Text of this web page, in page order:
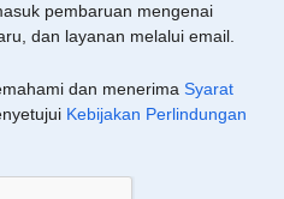
pembaruan mengenai
dan layanan melalui email.
dan menerima Syarat
Kebijakan Perlindungan